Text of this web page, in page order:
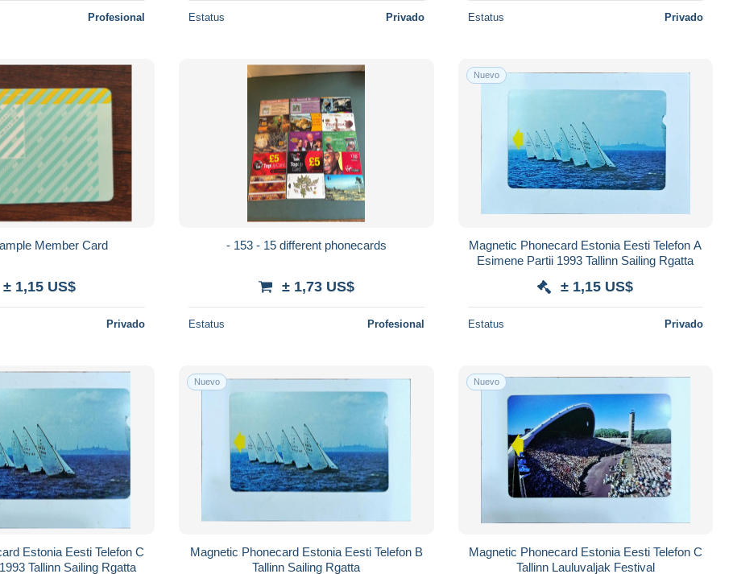
Profesional Estatus Privado Estatus Privado
Member Card
± 1,15 US$
Privado
- 153 - 15 different phonecards
± 1,73 US$
Estatus Profesional
Nuevo
Magnetic Phonecard Estonia Eesti Telefon A
Esimene Partii 1993 Tallinn Sailing Rgatta
± 1,15 US$
Estatus Privado
C
Tallinn Sailing Rgatta
Nuevo
Magnetic Phonecard Estonia Eesti Telefon B
Tallinn Sailing Rgatta
Nuevo
Magnetic Phonecard Estonia Eesti Telefon C
Tallinn Lauluvaljak Festival